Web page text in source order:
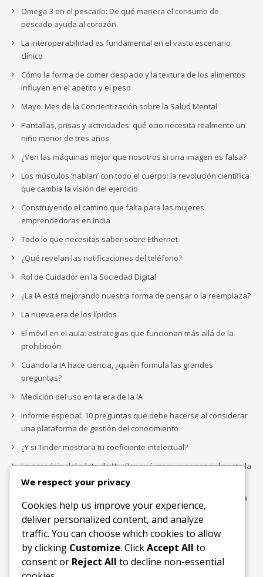
Omega-3 en el pescado: De qué manera el consumo de
pescado ayuda al corazón.
La interoperabilidad es fundamental en el vasto escenario
clínico
Cómo la forma de comer despacio y la textura de los alimentos
influyen en el apetito y el peso
Mayo: Mes de la Concientización sobre la Salud Mental
Pantallas, prisas y actividades: qué ocio necesita realmente un
niño menor de tres años
¿Ven las máquinas mejor que nosotros si una imagen es falsa?
Los músculos ‘hablan’ con todo el cuerpo: la revolución científica
que cambia la visión del ejercicio
Construyendo el camino que falta para las mujeres
emprendedoras en India
Todo lo que necesitas saber sobre Ethernet
¿Qué revelan las notificaciones del teléfono?
Rol de Cuidador en la Sociedad Digital
¿La IA está mejorando nuestra forma de pensar o la reemplaza?
La nueva era de los lípidos
El móvil en el aula: estrategias que funcionan más allá de la
prohibición
Cuando la IA hace ciencia, ¿quién formula las grandes
preguntas?
Medición del uso en la era de la IA
Informe especial: 10 preguntas que debe hacerse al considerar
una plataforma de gestión del conocimiento
¿Y si Tinder mostrara tu coeficiente intelectual?
La paradoja del piloto de IA: ¿Por qué crece exponencialmente la
complejidad de la IA empresarial?
Los organigramas de marketing se crearon para los canales. La
IA acaba de dejarlos obsoletos.
Buscar
Buscar
We respect your privacy
Cookies help us improve your experience,
deliver personalized content, and analyze
traffic. You can choose which cookies to allow
by clicking Customize. ClickAccept All to
consent or Reject All to decline non-essential